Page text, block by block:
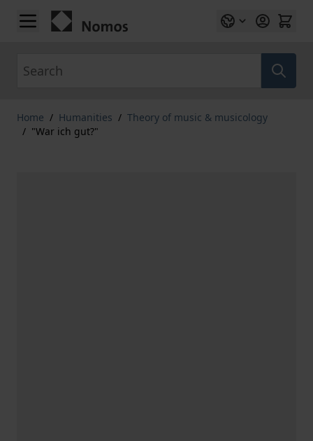
Skip to Content
Home / Humanities / Theory of music & musicology
/ "War ich gut?"